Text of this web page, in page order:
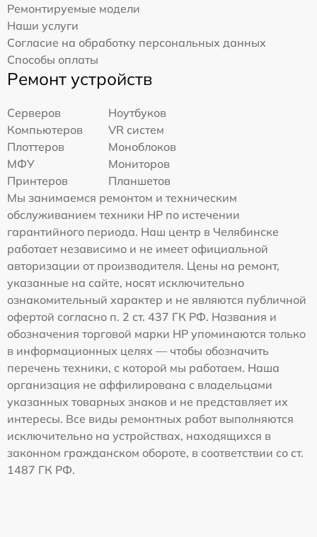
Ремонтируемые модели
Наши услуги
Согласие на обработку персональных данных
Способы оплаты
Ремонт устройств
Серверов
Ноутбуков
Компьютеров
VR систем
Плоттеров
Моноблоков
МФУ
Мониторов
Принтеров
Планшетов
Мы занимаемся ремонтом и техническим
обслуживанием техники HP по истечении
гарантийного периода. Наш центр в Челябинске
работает независимо и не имеет официальной
авторизации от производителя. Цены на ремонт,
указанные на сайте, носят исключительно
ознакомительный характер и не являются публичной
офертой согласно п. 2 ст. 437 ГК РФ. Названия и
обозначения торговой марки HP упоминаются только
в информационных целях — чтобы обозначить
перечень техники, с которой мы работаем. Наша
организация не аффилирована с владельцами
указанных товарных знаков и не представляет их
интересы. Все виды ремонтных работ выполняются
исключительно на устройствах, находящихся в
законном гражданском обороте, в соответствии со ст.
1487 ГК РФ.